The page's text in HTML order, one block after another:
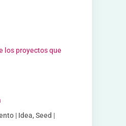
los proyectos que
| Idea, Seed |